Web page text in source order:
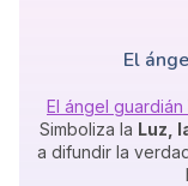
El
El ángel guardián
Simboliza la Luz,
a difundir la